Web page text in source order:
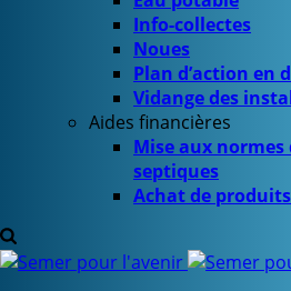
Info-collectes
Noues
Plan d’action en
Vidange des
Aides financières
Mise aux
septiques
Achat de